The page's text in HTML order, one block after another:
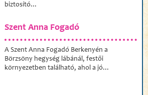
biztosító...
Szent Anna Fogadó
A Szent Anna Fogadó Berkenyén a
Börzsöny hegység lábánál, festői
környezetben található, ahol a jó...